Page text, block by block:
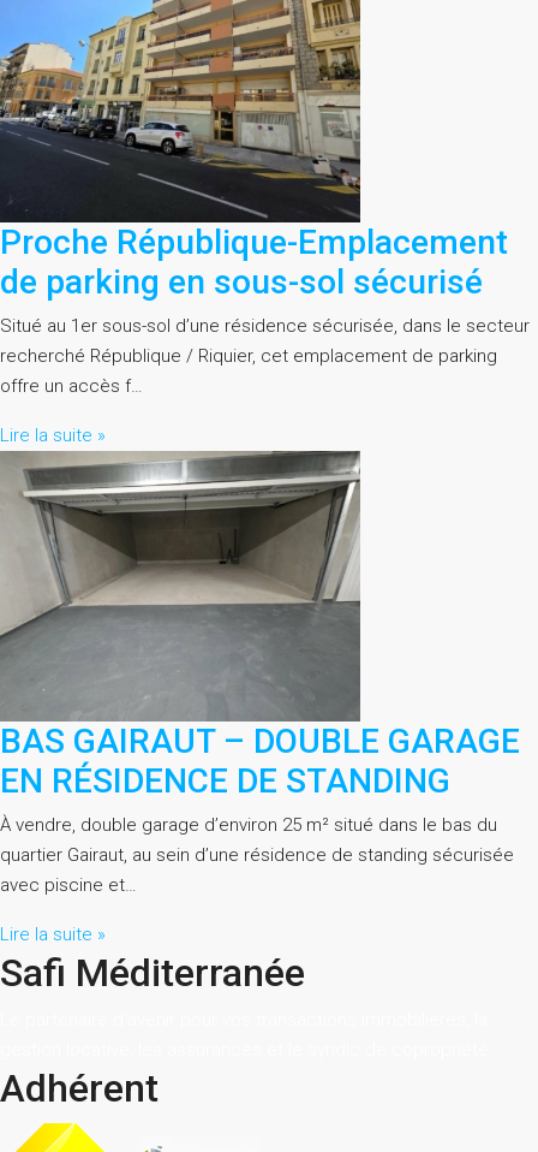
Proche République-Emplacement
de parking en sous-sol sécurisé
Situé au 1er sous-sol d’une résidence sécurisée, dans le secteur
recherché République / Riquier, cet emplacement de parking
offre un accès f…
Lire la suite »
BAS GAIRAUT – DOUBLE GARAGE
EN RÉSIDENCE DE STANDING
À vendre, double garage d’environ 25 m² situé dans le bas du
quartier Gairaut, au sein d’une résidence de standing sécurisée
avec piscine et…
Lire la suite »
Safi Méditerranée
Adhérent